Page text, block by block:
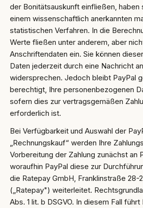
der Bonitätsauskunft einfließen, haben
einem wissenschaftlich anerkannten
statistischen Verfahren. In die
Werte fließen unter anderem, aber
Anschriftendaten ein. Sie können
Daten jederzeit durch eine Nachricht
widersprechen. Jedoch bleibt PayPal
berechtigt, Ihre personenbezogenen
sofern dies zur vertragsgemäßen
erforderlich ist.
Bei Verfügbarkeit und Auswahl der
„Rechnungskauf“ werden Ihre
Vorbereitung der Zahlung zunächst an
woraufhin PayPal diese zur
die Ratepay GmbH, Franklinstraße 28-
(„Ratepay") weiterleitet.
Abs. 1 lit. b DSGVO. In diesem Fall